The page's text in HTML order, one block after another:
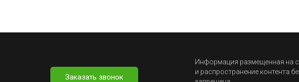
Заказать звонок
Информация размещенная на
и распространение контента